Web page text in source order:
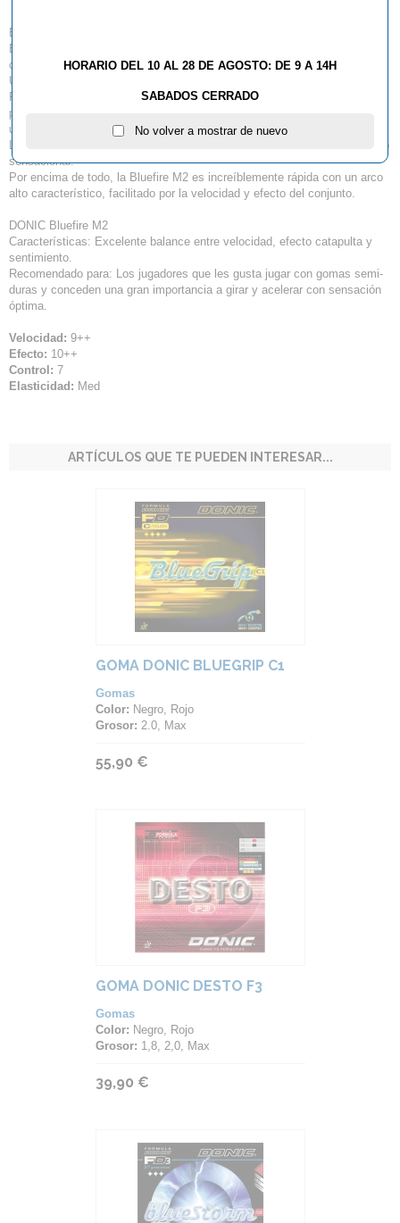
El milagro azul
Bluefire M2 DONIC es un desarrollo completamente nuevo que aporta un
caucho con gran velocidad.
Una nueva generación de alta tecnología para la contrastada Fórmula
FD3-technology se ha desarrollado como resultado de la combinación
perfecta de la esponja azul porosa, con una goma cuya superficie tiene
un grip extremo.
La estructura del pico interior es largo y fino, lo que aporta un sentimiento
sensacional.
Por encima de todo, la Bluefire M2 es increíblemente rápida con un arco
alto característico, facilitado por la velocidad y efecto del conjunto.
DONIC Bluefire M2
Características: Excelente balance entre velocidad, efecto catapulta y
sentimiento.
Recomendado para: Los jugadores que les gusta jugar con gomas semi-
duras y conceden una gran importancia a girar y acelerar con sensación
óptima.
Velocidad: 9++
Efecto: 10++
Control: 7
Elasticidad: Med
ARTÍCULOS QUE TE PUEDEN INTERESAR...
GOMA DONIC BLUEGRIP C1
Gomas
Color: Negro, Rojo
Grosor: 2.0, Max
55,90 €
GOMA DONIC DESTO F3
Gomas
Color: Negro, Rojo
Grosor: 1,8, 2,0, Max
39,90 €
HORARIO DEL 10 AL 28 DE AGOSTO: DE 9 A 14H
SABADOS CERRADO
No volver a mostrar de nuevo